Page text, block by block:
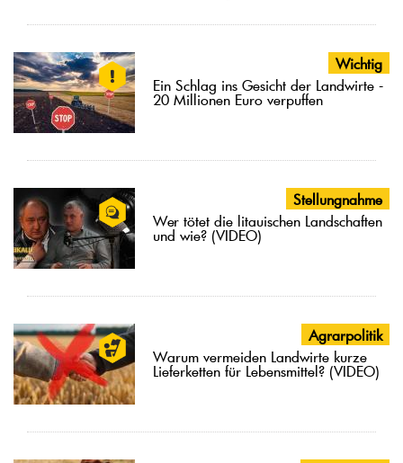
Wichtig
Ein Schlag ins Gesicht der Landwirte -
20 Millionen Euro verpuffen
Stellungnahme
Wer tötet die litauischen Landschaften
und wie? (VIDEO)
Agrarpolitik
Warum vermeiden Landwirte kurze
Lieferketten für Lebensmittel? (VIDEO)